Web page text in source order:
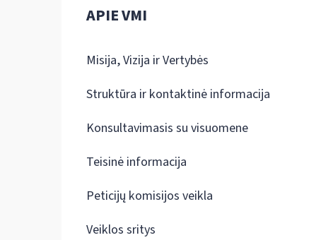
APIE VMI
Misija, Vizija ir Vertybės
Struktūra ir kontaktinė informacija
Konsultavimasis su visuomene
Teisinė informacija
Peticijų komisijos veikla
Veiklos sritys